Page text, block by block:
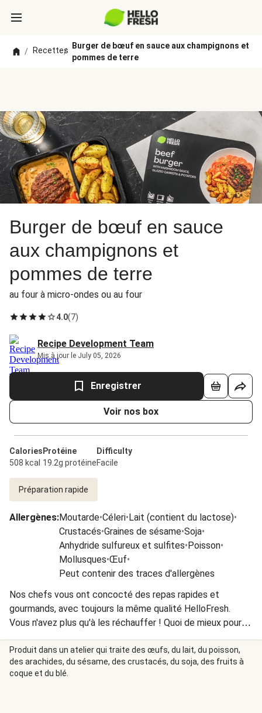
/ Recettes
/
Burger de bœuf en sauce aux champignons et
pommes de terre
Burger de bœuf en sauce
aux champignons et
pommes de terre
au four à micro-ondes ou au four
4.0(7)
Recipe Development Team
Mis à jour le July 05, 2026
Enregistrer
Voir nos box
Calories
508 kcal
Protéine
19.2g protéine
Difficulty
Facile
Préparation rapide
Allergènes:Moutarde•Céleri•Lait (contient du lactose)•
Crustacés•Graines de sésame•Soja•
Anhydride sulfureux et sulfites•Poisson•
Mollusques•Œuf•
Peut contenir des traces d'allergènes
Nos chefs vous ont concocté des repas rapides et
gourmands, avec toujours la même qualité HelloFresh.
Vous n'avez plus qu'à les réchauffer ! Quoi de mieux pour
les journées chargées ? INGRÉDIENTS : pommes de terre
26 %, carotte 21 %, burger de bœuf 17 % (viande de bœuf
79 %, graisse de bœuf, pâte de tomate, vinaigre, sucre, sel,
amidon modifié, herbes et épices (contient MOUTARDE),
Produit dans un atelier qui traite des œufs, du lait, du poisson,
des arachides, du sésame, des crustacés, du soja, des fruits à
coque et du blé.